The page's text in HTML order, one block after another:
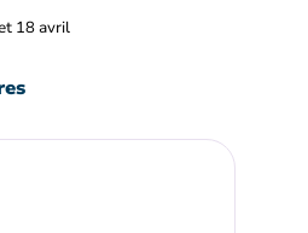
18 avril